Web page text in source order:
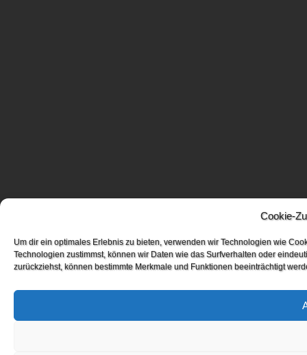
Cookie-
Um dir ein optimales Erlebnis zu bieten, verwenden wir Technologien wie
Technologien zustimmst, können wir Daten wie das Surfverhalten oder
zurückziehst, können bestimmte Merkmale und Funktionen beeinträchtigt